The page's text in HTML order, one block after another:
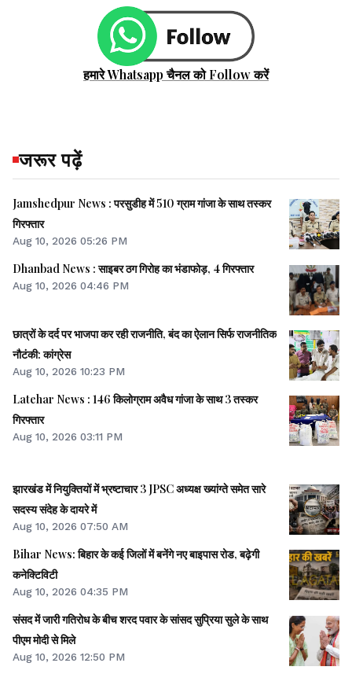
हमारे Whatsapp चैनल को Follow करें
जरूर पढ़ें
Jamshedpur News : परसुडीह में 510 ग्राम गांजा के साथ तस्कर
गिरफ्तार
Aug 10, 2026 05:26 PM
Dhanbad News : साइबर ठग गिरोह का भंडाफोड़, 4 गिरफ्तार
Aug 10, 2026 04:46 PM
छात्रों के दर्द पर भाजपा कर रही राजनीति, बंद का ऐलान सिर्फ राजनीतिक
नौटंकी: कांग्रेस
Aug 10, 2026 10:23 PM
Latehar News : 146 किलोग्राम अवैध गांजा के साथ 3 तस्कर
गिरफ्तार
Aug 10, 2026 03:11 PM
झारखंड में नियुक्तियों में भ्रष्टाचार 3 JPSC अध्यक्ष ख्यांग्ते समेत सारे
सदस्य संदेह के दायरे में
Aug 10, 2026 07:50 AM
Bihar News: बिहार के कई जिलों में बनेंगे नए बाइपास रोड, बढ़ेगी
कनेक्टिविटी
Aug 10, 2026 04:35 PM
संसद में जारी गतिरोध के बीच शरद पवार के सांसद सुप्रिया सुले के साथ
पीएम मोदी से मिले
Aug 10, 2026 12:50 PM